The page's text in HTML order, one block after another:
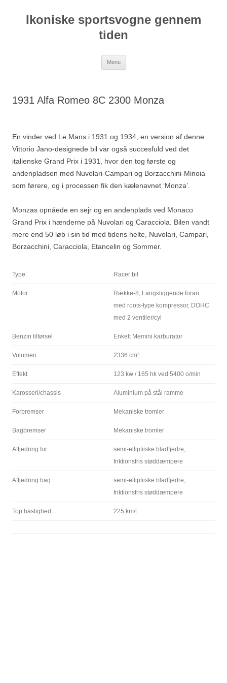
indholdIkoniske sportsvogne gennem
tiden
Menu
1931 Alfa Romeo 8C 2300 Monza
En vinder ved Le Mans i 1931 og 1934, en version af denne
Vittorio Jano-designede bil var også succesfuld ved det
italienske Grand Prix i 1931, hvor den tog første og
andenpladsen med Nuvolari-Campari og Borzacchini-Minoia
som førere, og i processen fik den kælenavnet ‘Monza’.
Monzas opnåede en sejr og en andenplads ved Monaco
Grand Prix i hænderne på Nuvolari og Caracciola. Bilen vandt
mere end 50 løb i sin tid med tidens helte, Nuvolari, Campari,
Borzacchini, Caracciola, Etancelin og Sommer.
Type Racer bil
Motor
Række-8, Langsliggende foran
med roots-type kompressor, DOHC
med 2 ventiler/cyl
Benzin tilførsel Enkelt Memini karburator
Volumen 2336 cm³
Effekt 123 kw / 165 hk ved 5400 o/min
Karosseri/chassis Aluminium på stål ramme
Forbremser Mekaniske tromler
Bagbremser Mekaniske tromler
Affjedring for
semi-elliptiiske bladfjedre,
friktionsfris støddæmpere
Affjedring bag
semi-elliptiiske bladfjedre,
friktionsfris støddæmpere
Top hastighed 225 km/t